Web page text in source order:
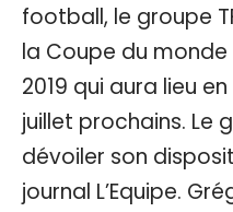
football, le groupe
la Coupe du
2019 qui aura lieu
juillet prochains. Le
dévoiler son
journal L’Equipe.